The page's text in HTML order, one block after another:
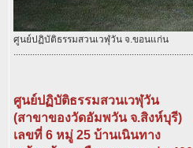
ศูนย์ปฏิบัติธรรมสวนเวฬุวัน จ.ขอนแก่น
............................................................................
ศูนย์ปฏิบัติธรรมสวนเวฬุวัน
(สาขาของวัดอัมพวัน จ.สิงห์บุรี)
เลขที่ 6 หมู่ 25 บ้านเนินทาง